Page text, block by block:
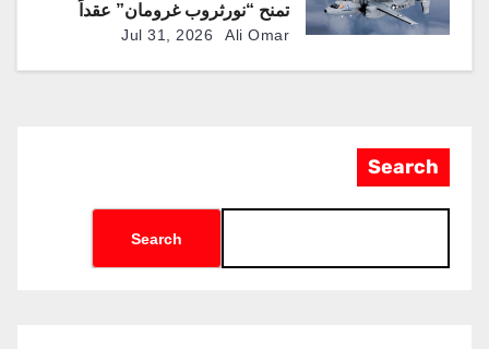
تمنح “نورثروب غرومان” عقداً
بقيمة تقترب من 1.2 مليار دولار
المراقبة “E-2D”
Jul 31, 2026 Ali Omar
Search
Search